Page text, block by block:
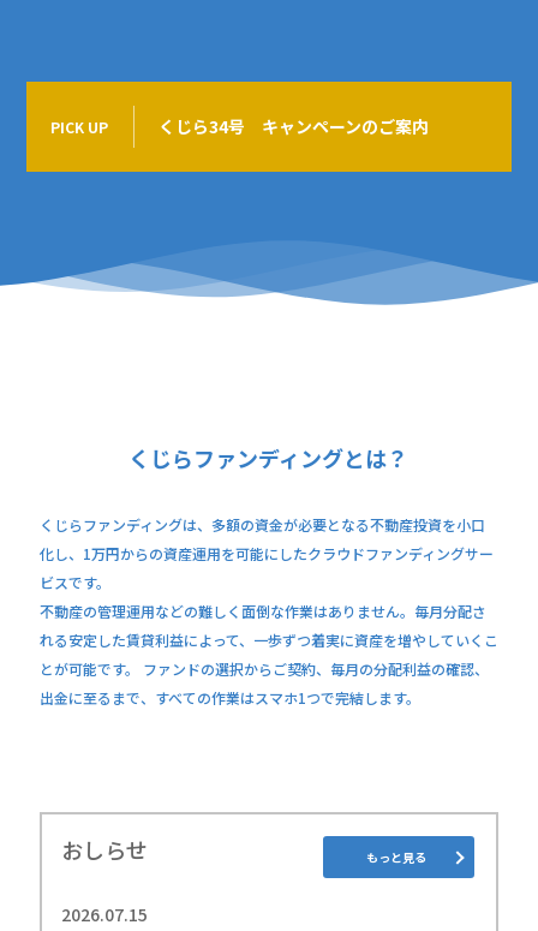
PICK UP くじら34号 キャンペーンのご案内
くじらファンディングとは？
くじらファンディングは、多額の資金が必要となる不動産投資を小口
化し、1万円からの資産運用を可能にしたクラウドファンディングサー
ビスです。
不動産の管理運用などの難しく面倒な作業はありません。毎月分配さ
れる安定した賃貸利益によって、一歩ずつ着実に資産を増やしていくこ
とが可能です。 ファンドの選択からご契約、毎月の分配利益の確認、
出金に至るまで、すべての作業はスマホ1つで完結します。
おしらせ
2026.07.15
もっと見る